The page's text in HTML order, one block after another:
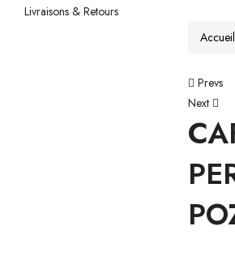
Livraisons & Retours
Accueil
Prevs
Next